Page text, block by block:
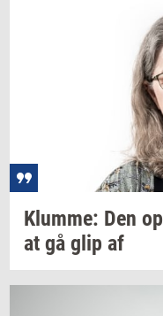
Klum­me: Den
at gå glip af